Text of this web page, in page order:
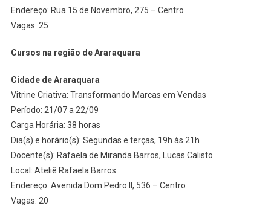
Endereço: Rua 15 de Novembro, 275 – Centro
Vagas: 25
Cursos na região de Araraquara
Cidade de Araraquara
Vitrine Criativa: Transformando Marcas em Vendas
Período: 21/07 a 22/09
Carga Horária: 38 horas
Dia(s) e horário(s): Segundas e terças, 19h às 21h
Docente(s): Rafaela de Miranda Barros, Lucas Calisto
Local: Ateliê Rafaela Barros
Endereço: Avenida Dom Pedro II, 536 – Centro
Vagas: 20